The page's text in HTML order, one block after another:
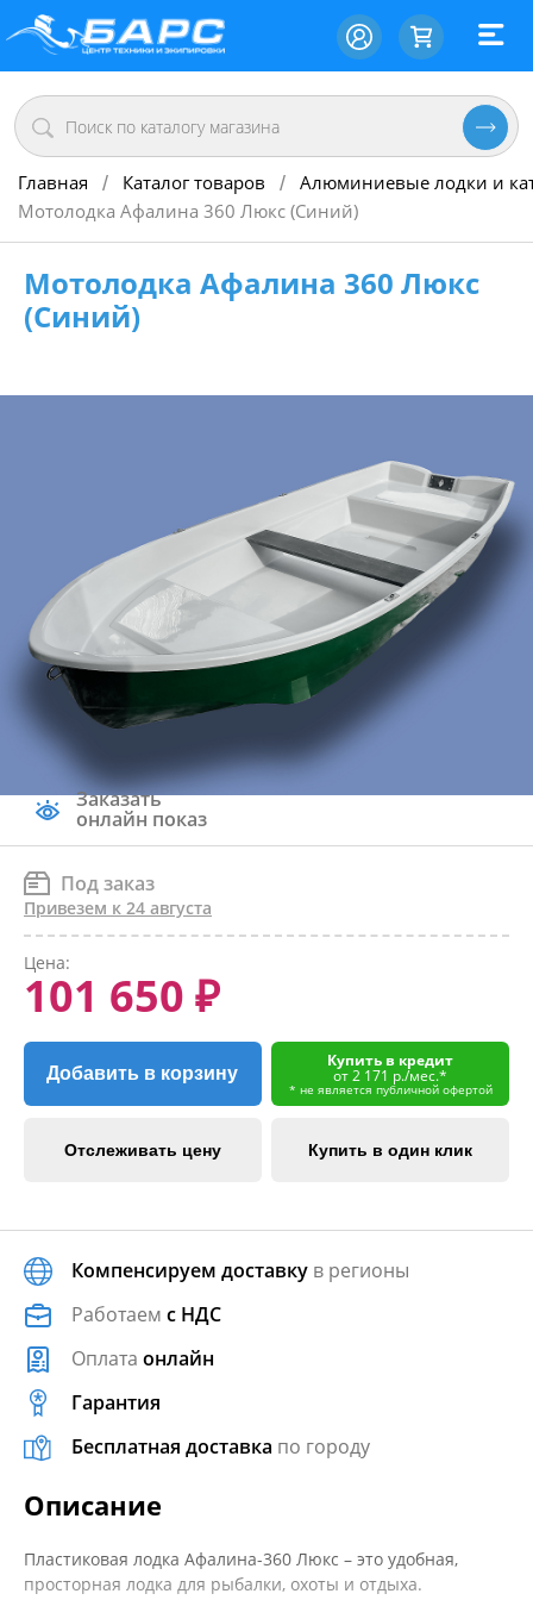
Главная / Каталог товаров / Алюминиевые лодки и
Мотолодка Афалина 360 Люкс (Синий)
Мотолодка Афалина 360 Люкс
(Синий)
Заказать
онлайн показ
Под заказ
Привезем к 24 августа
Цена:
101 650 ₽
Добавить в корзину
Купить в кредит
от 2 171 р./мес.*
* не является публичной офертой
Отслеживать цену Купить в один клик
Компенсируем доставку в регионы
Работаем с НДС
Оплата онлайн
Гарантия
Бесплатная доставка по городу
Описание
Пластиковая лодка Афалина-360 Люкс – это удобная,
просторная лодка для рыбалки, охоты и отдыха.